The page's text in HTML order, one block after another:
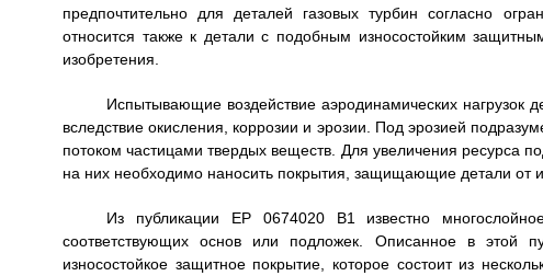
предпочтительно для деталей газовых турбин согласно
относится также к детали с подобным износостойким
изобретения.
Испытывающие воздействие аэродинамических нагрузок
вследствие окисления, коррозии и эрозии. Под эрозией
потоком частицами твердых веществ. Для увеличения ресурса
на них необходимо наносить покрытия, защищающие детали от
Из публикации ЕР 0674020 В1 известно
соответствующих основ или подложек. Описанное в этой
износостойкое защитное покрытие, которое состоит из